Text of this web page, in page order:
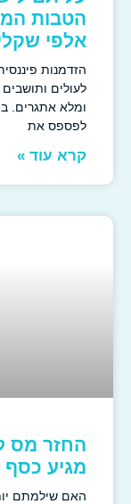
הטבות המס
אלפי שקלים
הזדמנות פיננסית
לעולים ותושבים
ומלא אתגרים. בין
לפספס את
קרא עוד »
החזר מס
מגיע כסף
האם שילמתם יותר